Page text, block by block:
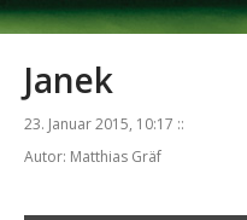
Janek
23. Januar 2015, 10:17 ::
Autor: Matthias Gräf